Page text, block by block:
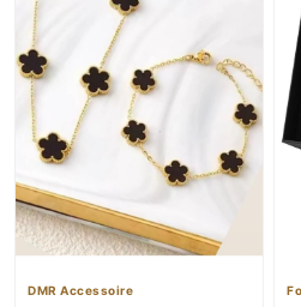
DMR Accessoire